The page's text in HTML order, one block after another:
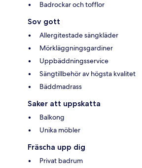
Badrockar och tofflor
Sov gott
Allergitestade sängkläder
Mörkläggningsgardiner
Uppbäddningsservice
Sängtillbehör av högsta kvalitet
Bäddmadrass
Saker att uppskatta
Balkong
Unika möbler
Fräscha upp dig
Privat badrum